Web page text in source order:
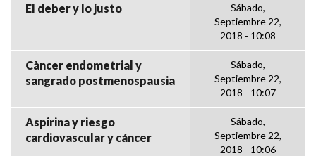
El deber y lo justo
Sábado,
Septiembre 22,
2018 - 10:08
Càncer endometrial y
sangrado postmenospausia
Sábado,
Septiembre 22,
2018 - 10:07
Aspirina y riesgo
cardiovascular y cáncer
Sábado,
Septiembre 22,
2018 - 10:06